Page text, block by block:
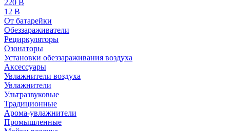
220 В
12 В
От батарейки
Обеззараживатели
Рециркуляторы
Озонаторы
Установки обеззараживания воздуха
Аксессуары
Увлажнители воздуха
Увлажнители
Ультразвуковые
Традиционные
Арома-увлажнители
Промышленные